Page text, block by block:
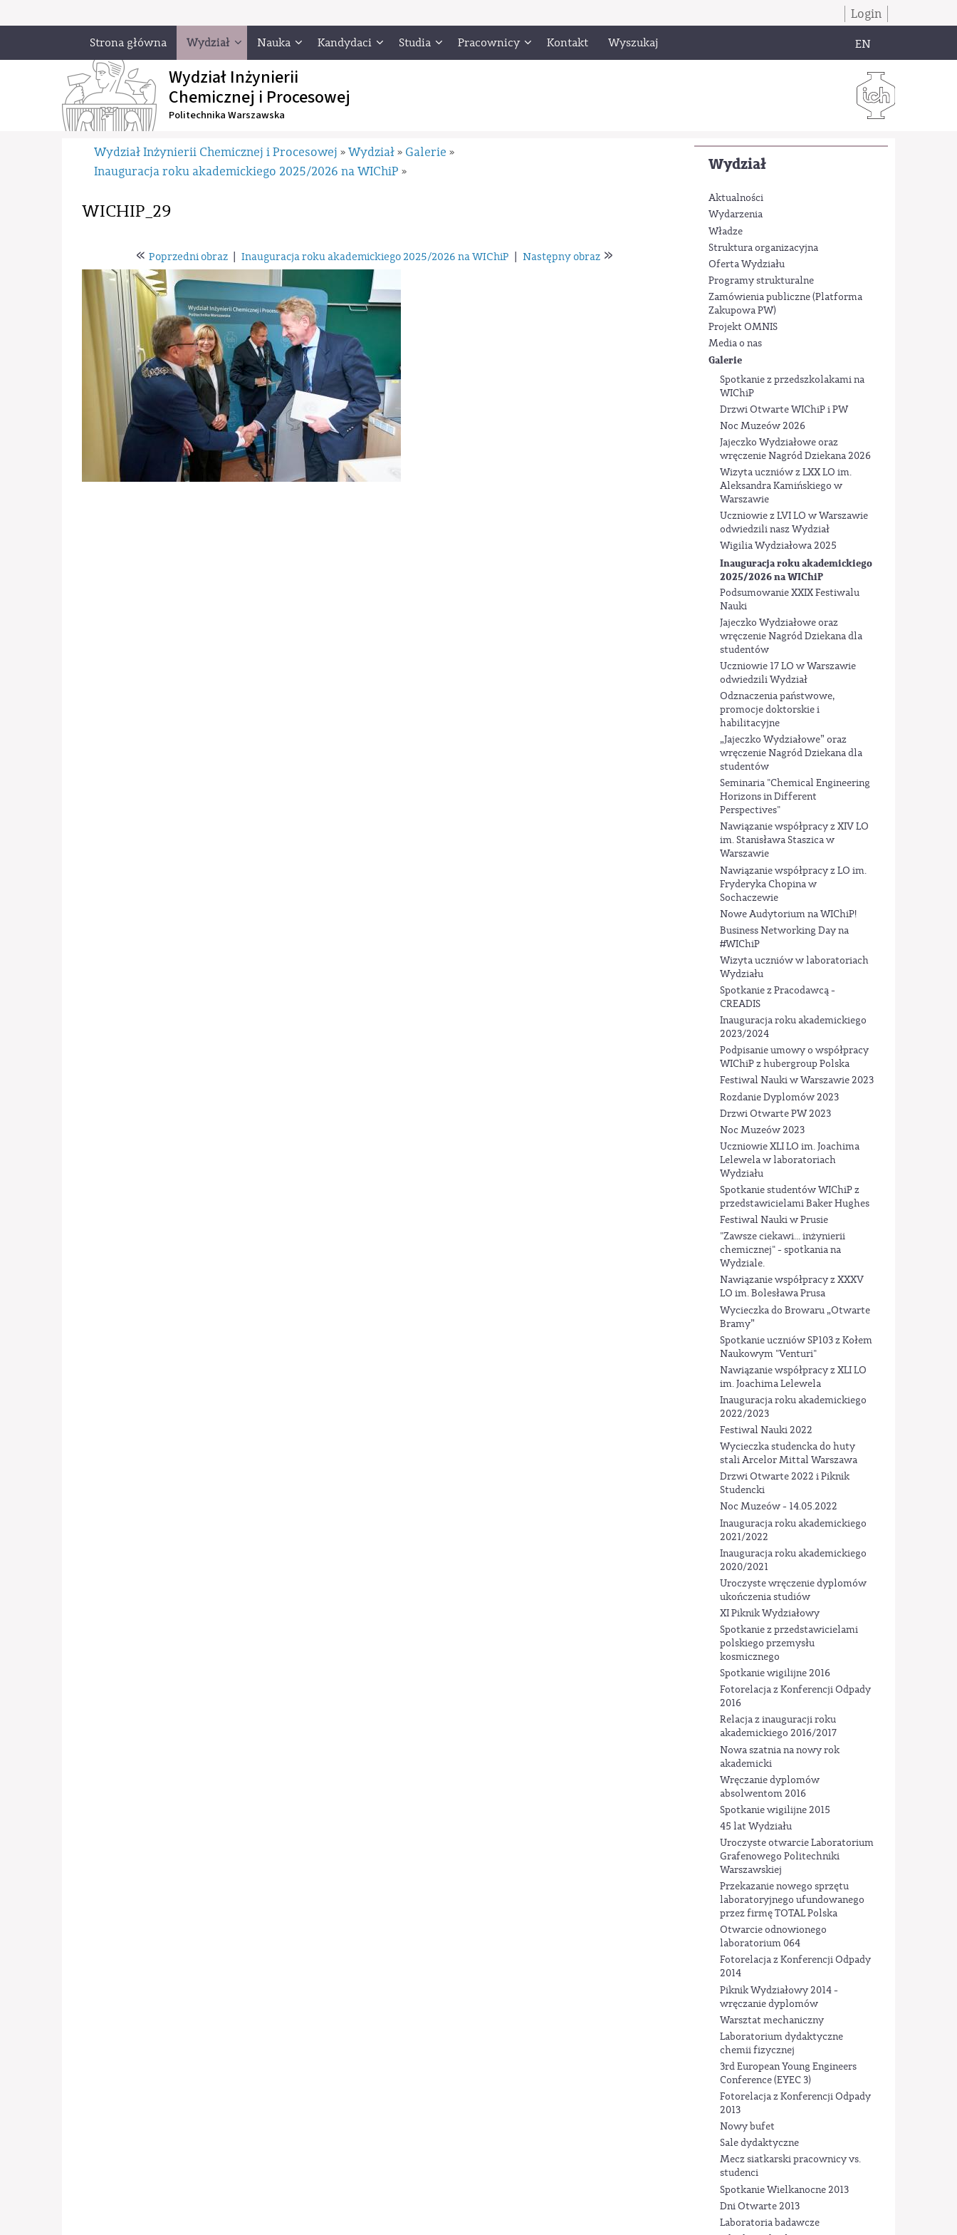
Login
Strona główna Wydział Nauka Kandydaci Studia Pracownicy Kontakt Wyszukaj EN
Wydział Inżynierii
Chemicznej i Procesowej
Politechnika Warszawska
Wydział
Aktualności
Wydarzenia
Władze
Struktura organizacyjna
Oferta Wydziału
Programy strukturalne
Zamówienia publiczne (Platforma
Zakupowa PW)
Projekt OMNIS
Media o nas
Galerie
Spotkanie z przedszkolakami na
WIChiP
Drzwi Otwarte WIChiP i PW
Noc Muzeów 2026
Jajeczko Wydziałowe oraz
wręczenie Nagród Dziekana 2026
Wizyta uczniów z LXX LO im.
Aleksandra Kamińskiego w
Warszawie
Uczniowie z LVI LO w Warszawie
odwiedzili nasz Wydział
Wigilia Wydziałowa 2025
Inauguracja roku akademickiego
2025/2026 na WIChiP
Podsumowanie XXIX Festiwalu
Nauki
Jajeczko Wydziałowe oraz
wręczenie Nagród Dziekana dla
studentów
Uczniowie 17 LO w Warszawie
odwiedzili Wydział
Odznaczenia państwowe,
promocje doktorskie i
habilitacyjne
„Jajeczko Wydziałowe” oraz
wręczenie Nagród Dziekana dla
studentów
Seminaria "Chemical Engineering
Horizons in Different
Perspectives"
Nawiązanie współpracy z XIV LO
im. Stanisława Staszica w
Warszawie
Nawiązanie współpracy z LO im.
Fryderyka Chopina w
Sochaczewie
Nowe Audytorium na WIChiP!
Business Networking Day na
#WIChiP
Wizyta uczniów w laboratoriach
Wydziału
Spotkanie z Pracodawcą -
CREADIS
Inauguracja roku akademickiego
2023/2024
Podpisanie umowy o współpracy
WIChiP z hubergroup Polska
Festiwal Nauki w Warszawie 2023
Rozdanie Dyplomów 2023
Drzwi Otwarte PW 2023
Noc Muzeów 2023
Uczniowie XLI LO im. Joachima
Lelewela w laboratoriach
Wydziału
Spotkanie studentów WIChiP z
przedstawicielami Baker Hughes
Festiwal Nauki w Prusie
"Zawsze ciekawi... inżynierii
chemicznej" - spotkania na
Wydziale.
Nawiązanie współpracy z XXXV
LO im. Bolesława Prusa
Wycieczka do Browaru „Otwarte
Bramy”
Spotkanie uczniów SP103 z Kołem
Naukowym "Venturi"
Nawiązanie współpracy z XLI LO
im. Joachima Lelewela
Inauguracja roku akademickiego
2022/2023
Festiwal Nauki 2022
Wycieczka studencka do huty
stali Arcelor Mittal Warszawa
Drzwi Otwarte 2022 i Piknik
Studencki
Noc Muzeów - 14.05.2022
Inauguracja roku akademickiego
2021/2022
Inauguracja roku akademickiego
2020/2021
Uroczyste wręczenie dyplomów
ukończenia studiów
XI Piknik Wydziałowy
Spotkanie z przedstawicielami
polskiego przemysłu
kosmicznego
Spotkanie wigilijne 2016
Fotorelacja z Konferencji Odpady
2016
Relacja z inauguracji roku
akademickiego 2016/2017
Nowa szatnia na nowy rok
akademicki
Wręczanie dyplomów
absolwentom 2016
Spotkanie wigilijne 2015
45 lat Wydziału
Uroczyste otwarcie Laboratorium
Grafenowego Politechniki
Warszawskiej
Przekazanie nowego sprzętu
laboratoryjnego ufundowanego
przez firmę TOTAL Polska
Otwarcie odnowionego
laboratorium 064
Fotorelacja z Konferencji Odpady
2014
Piknik Wydziałowy 2014 -
wręczanie dyplomów
Warsztat mechaniczny
Laboratorium dydaktyczne
chemii fizycznej
3rd European Young Engineers
Conference (EYEC 3)
Fotorelacja z Konferencji Odpady
2013
Nowy bufet
Sale dydaktyczne
Mecz siatkarski pracownicy vs.
studenci
Spotkanie Wielkanocne 2013
Dni Otwarte 2013
Laboratoria badawcze
Wydział Inżynierii Chemicznej i Procesowej » Wydział » Galerie »
Inauguracja roku akademickiego 2025/2026 na WIChiP »
WICHIP_29
« Poprzedni obraz Inauguracja roku akademickiego 2025/2026 na WIChiP Następny obraz»